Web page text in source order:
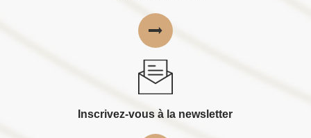
Inscrivez-vous à la newsletter